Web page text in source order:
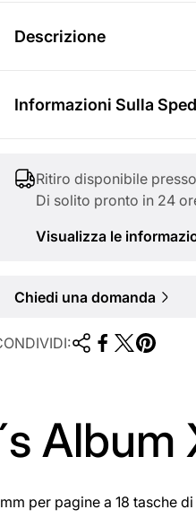
m
Descrizione
Informazioni Sulla
Ritiro disponibile presso
Di solito pronto in 24
Visualizza le
Chiedi una domanda
Album
per pagine a 18 tasche